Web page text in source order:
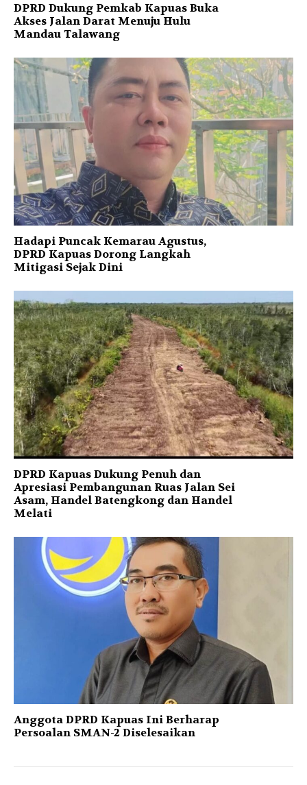
DPRD Dukung Pemkab Kapuas Buka
Akses Jalan Darat Menuju Hulu
Mandau Talawang
Hadapi Puncak Kemarau Agustus,
DPRD Kapuas Dorong Langkah
Mitigasi Sejak Dini
DPRD Kapuas Dukung Penuh dan
Apresiasi Pembangunan Ruas Jalan Sei
Asam, Handel Batengkong dan Handel
Melati
Anggota DPRD Kapuas Ini Berharap
Persoalan SMAN-2 Diselesaikan